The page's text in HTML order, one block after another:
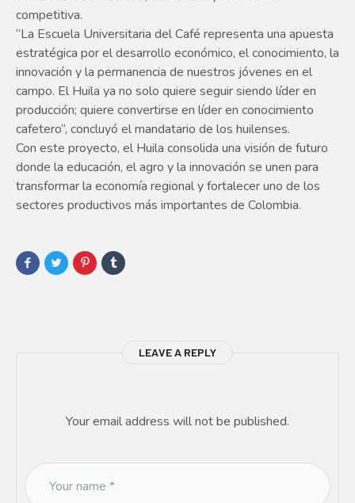
competitiva.
“La Escuela Universitaria del Café representa una apuesta
estratégica por el desarrollo económico, el conocimiento, la
innovación y la permanencia de nuestros jóvenes en el
campo. El Huila ya no solo quiere seguir siendo líder en
producción; quiere convertirse en líder en conocimiento
cafetero”, concluyó el mandatario de los huilenses.
Con este proyecto, el Huila consolida una visión de futuro
donde la educación, el agro y la innovación se unen para
transformar la economía regional y fortalecer uno de los
sectores productivos más importantes de Colombia.
LEAVE A REPLY
Your email address will not be published.